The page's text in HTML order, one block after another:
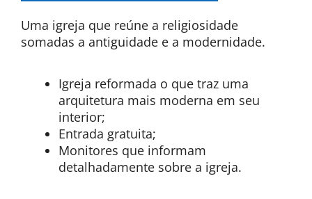
Uma igreja que reúne a religiosidade
somadas a antiguidade e a modernidade.
Igreja reformada o que traz uma
arquitetura mais moderna em seu
interior;
Entrada gratuita;
Monitores que informam
detalhadamente sobre a igreja.